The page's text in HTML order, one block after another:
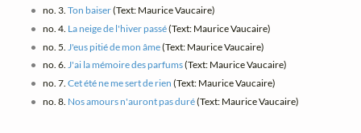
no. 3. Ton baiser(Text: Maurice Vaucaire)
no. 4. La neige de l'hiver passé(Text: Maurice Vaucaire)
no. 5. J'eus pitié de mon âme(Text: Maurice Vaucaire)
no. 6. J'ai la mémoire des parfums(Text: Maurice Vaucaire)
no. 7. Cet été ne me sert de rien (Text: Maurice Vaucaire)
no. 8. Nos amours n'auront pas duré(Text: Maurice Vaucaire)